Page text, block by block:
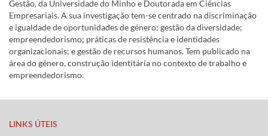
Gestão, da Universidade do Minho e Doutorada em Ciências
Empresariais. A sua investigação tem-se centrado na discriminação
e igualdade de oportunidades de género; gestão da diversidade;
empreendedorismo; práticas de resistência e identidades
organizacionais; e gestão de recursos humanos. Tem publicado na
área do género, construção identitária no contexto de trabalho e
empreendedorismo.
LINKS ÚTEIS​